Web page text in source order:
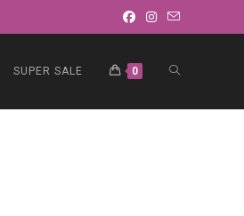
SUPER SALE 0 TOGGLE